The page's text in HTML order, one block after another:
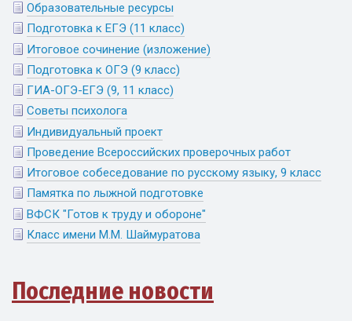
Образовательные ресурсы
Подготовка к ЕГЭ (11 класс)
Итоговое сочинение (изложение)
Подготовка к ОГЭ (9 класс)
ГИА-ОГЭ-ЕГЭ (9, 11 класс)
Советы психолога
Индивидуальный проект
Проведение Всероссийских проверочных работ
Итоговое собеседование по русскому языку, 9 класс
Памятка по лыжной подготовке
ВФСК "Готов к труду и обороне"
Класс имени М.М. Шаймуратова
Последние новости